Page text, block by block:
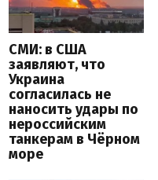
СМИ: в США
заявляют, что
Украина
согласилась не
наносить удары по
нероссийским
танкерам в Чёрном
море